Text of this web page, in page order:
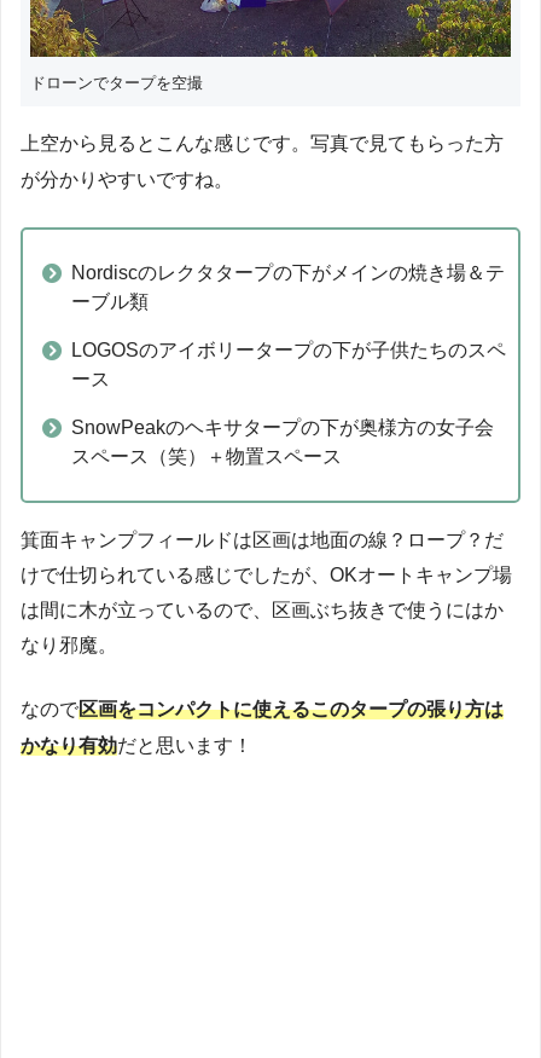
ドローンでタープを空撮
上空から見るとこんな感じです。写真で見てもらった方
が分かりやすいですね。
Nordiscのレクタタープの下がメインの焼き場＆テ
ーブル類
LOGOSのアイボリータープの下が子供たちのスペ
ース
SnowPeakのヘキサタープの下が奥様方の女子会
スペース（笑）＋物置スペース
箕面キャンプフィールドは区画は地面の線？ロープ？だ
けで仕切られている感じでしたが、OKオートキャンプ場
は間に木が立っているので、区画ぶち抜きで使うにはか
なり邪魔。
なので区画をコンパクトに使えるこのタープの張り方は
かなり有効だと思います！